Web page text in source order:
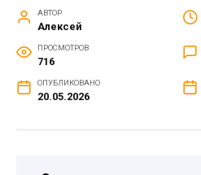
АВТОР
Алексей
ПРОСМОТРОВ
716
ОПУБЛИКОВАНО
20.05.2026